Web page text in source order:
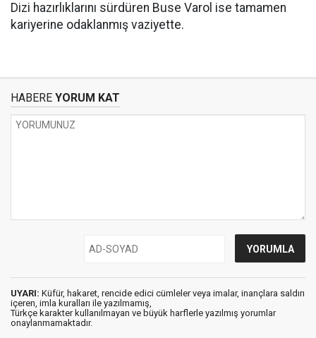
Dizi hazırlıklarını sürdüren Buse Varol ise tamamen
kariyerine odaklanmış vaziyette.
HABERE YORUM KAT
UYARI: Küfür, hakaret, rencide edici cümleler veya imalar, inançlara saldırı
içeren, imla kuralları ile yazılmamış,
Türkçe karakter kullanılmayan ve büyük harflerle yazılmış yorumlar
onaylanmamaktadır.